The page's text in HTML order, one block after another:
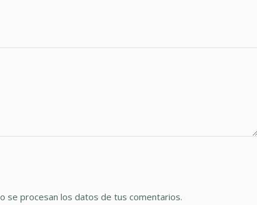
se procesan los datos de tus comentarios.